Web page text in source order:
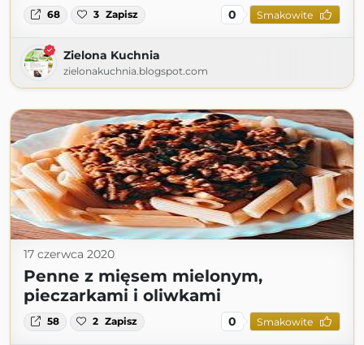
68 3 Zapisz 0 Smakowite
Zielona Kuchnia
zielonakuchnia.blogspot.com
17 czerwca 2020
Penne z mięsem mielonym,
pieczarkami i oliwkami
58 2 Zapisz 0 Smakowite